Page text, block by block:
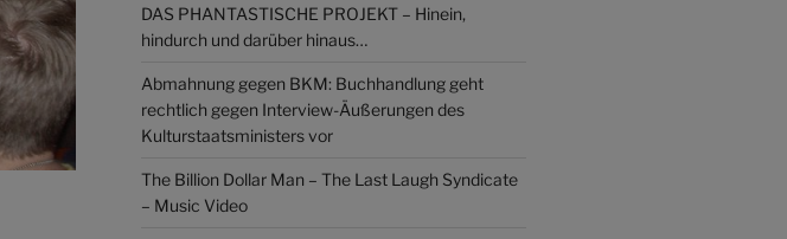
DAS PHANTASTISCHE PROJEKT – Hinein,
hindurch und darüber hinaus…
Abmahnung gegen BKM: Buchhandlung geht
rechtlich gegen Interview-Äußerungen des
Kulturstaatsministers vor
The Billion Dollar Man – The Last Laugh Syndicate
– Music Video